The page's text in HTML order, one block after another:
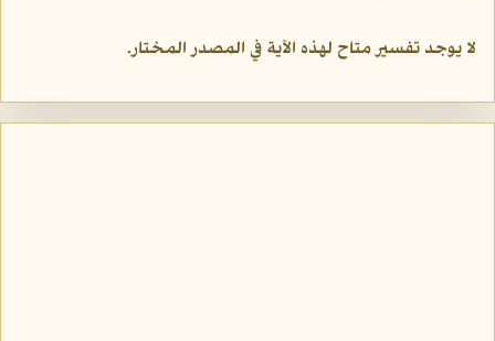
لا يوجد تفسير متاح لهذه الآية في المصدر المختار.